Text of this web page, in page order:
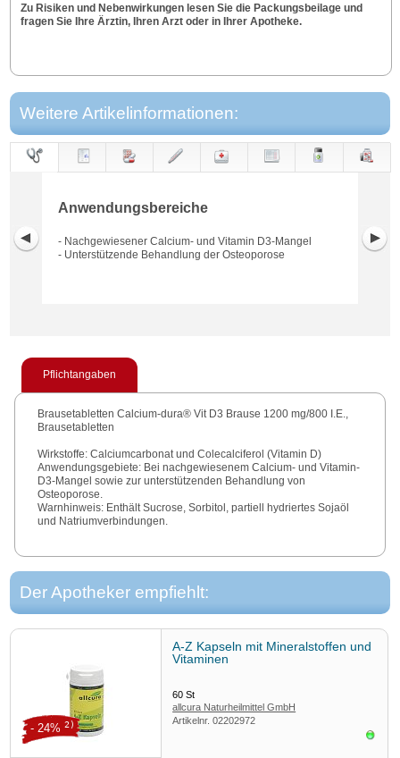
Zu Risiken und Nebenwirkungen lesen Sie die Packungsbeilage und
fragen Sie Ihre Ärztin, Ihren Arzt oder in Ihrer Apotheke.
Weitere Artikelinformationen:
Anwendungsbereiche
- Nachgewiesener Calcium- und Vitamin D3-Mangel
- Unterstützende Behandlung der Osteoporose
Pflichtangaben
Brausetabletten Calcium-dura® Vit D3 Brause 1200 mg/800 I.E.,
Brausetabletten
Wirkstoffe: Calciumcarbonat und Colecalciferol (Vitamin D)
Anwendungsgebiete: Bei nachgewiesenem Calcium- und Vitamin-
D3-Mangel sowie zur unterstützenden Behandlung von
Osteoporose.
Warnhinweis: Enthält Sucrose, Sorbitol, partiell hydriertes Sojaöl
und Natriumverbindungen.
Mylan dura GmbH, Postfach 10 06 35, 64206 Darmstadt
Stand: Oktober 2010
Der Apotheker empfiehlt:
A-Z Kapseln mit Mineralstoffen und
Vitaminen
60St
allcura Naturheilmittel GmbH
Artikelnr.02202972
- 24% 2)